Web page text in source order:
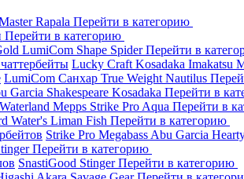
Rapala Перейти в категорию
Перейти в категорию
LumiCom Shape SpiderПерейти в
Lucky Craft Kosadaka Imakatsu
LumiCom Санхар True Weight Nautilus
Garcia Shakespeare Kosadaka Перейти в
Waterland Mepps Strike Pro Aqua Перейти в
Water's Liman Fish Перейти в категорию
Strike Pro Megabass Abu Garcia
Перейти в категорию
SnastiGood StingerПерейти в категорию